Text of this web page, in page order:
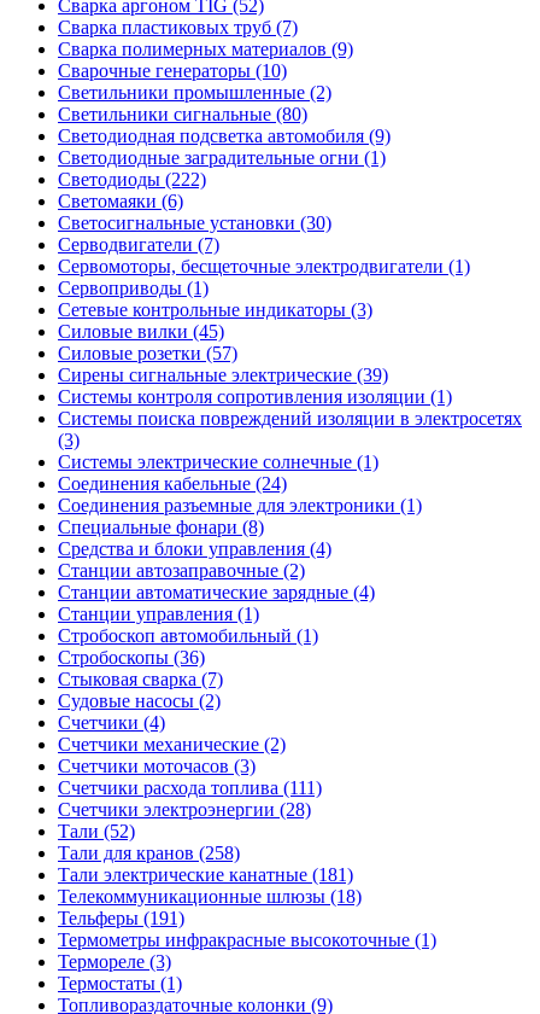
Сварка аргоном TIG (52)
Сварка пластиковых труб (7)
Сварка полимерных материалов (9)
Сварочные генераторы (10)
Светильники промышленные (2)
Светильники сигнальные (80)
Светодиодная подсветка автомобиля (9)
Светодиодные заградительные огни (1)
Светодиоды (222)
Светомаяки (6)
Светосигнальные установки (30)
Серводвигатели (7)
Сервомоторы, бесщеточные электродвигатели (1)
Сервоприводы (1)
Сетевые контрольные индикаторы (3)
Силовые вилки (45)
Силовые розетки (57)
Сирены сигнальные электрические (39)
Системы контроля сопротивления изоляции (1)
Системы поиска повреждений изоляции в электросетях
(3)
Системы электрические солнечные (1)
Соединения кабельные (24)
Соединения разъемные для электроники (1)
Специальные фонари (8)
Средства и блоки управления (4)
Станции автозаправочные (2)
Станции автоматические зарядные (4)
Станции управления (1)
Стробоскоп автомобильный (1)
Стробоскопы (36)
Стыковая сварка (7)
Судовые насосы (2)
Счетчики (4)
Счетчики механические (2)
Счетчики моточасов (3)
Счетчики расхода топлива (111)
Счетчики электроэнергии (28)
Тали (52)
Тали для кранов (258)
Тали электрические канатные (181)
Телекоммуникационные шлюзы (18)
Тельферы (191)
Термометры инфракрасные высокоточные (1)
Термореле (3)
Термостаты (1)
Топливораздаточные колонки (9)